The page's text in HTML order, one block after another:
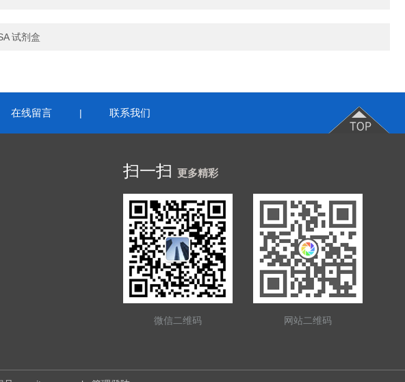
试剂盒
在线留言 | 联系我们
扫一扫 更多精彩
微信二维码 网站二维码